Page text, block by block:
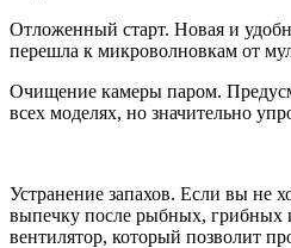
Отложенный старт. Новая и
перешла к микроволновкам от
Очищение камеры паром.
всех моделях, но значительно
Устранение запахов. Если вы не
выпечку после рыбных, грибных
вентилятор, который позволит